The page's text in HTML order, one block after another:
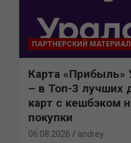
ПАРТНЕРСКИЙ МАТЕРИАЛ
Карта «Прибыль»
– в Топ-3 лучших
карт с кешбэком
покупки
06.08.2026 andrey